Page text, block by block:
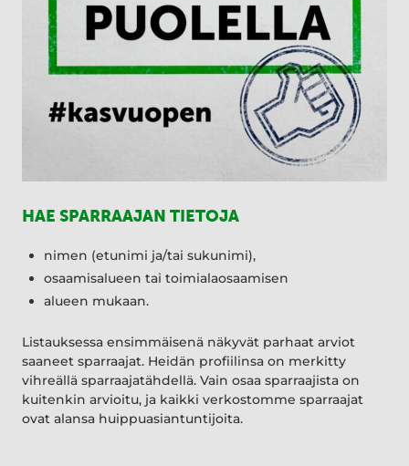
HAE SPARRAAJAN TIETOJA
nimen (etunimi ja/tai sukunimi),
osaamisalueen tai toimialaosaamisen
alueen mukaan.
Listauksessa ensimmäisenä näkyvät parhaat arviot
saaneet sparraajat. Heidän profiilinsa on merkitty
vihreällä sparraajatähdellä. Vain osaa sparraajista on
kuitenkin arvioitu, ja kaikki verkostomme sparraajat
ovat alansa huippuasiantuntijoita.